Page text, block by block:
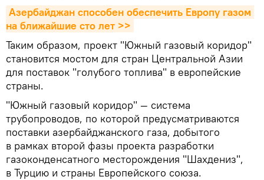
Азербайджан способен обеспечить Европу газом
на ближайшие сто лет >>
Таким образом, проект "Южный газовый коридор"
становится мостом для стран Центральной Азии
для поставок "голубого топлива" в европейские
страны.
"Южный газовый коридор" — система
трубопроводов, по которой предусматриваются
поставки азербайджанского газа, добытого
в рамках второй фазы проекта разработки
газоконденсатного месторождения "Шахдениз",
в Турцию и страны Европейского союза.